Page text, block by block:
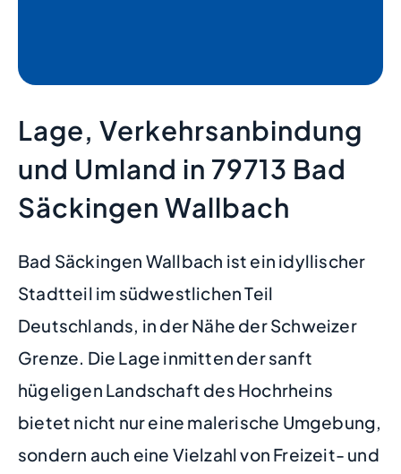
Lage, Verkehrsanbindung
und Umland in 79713 Bad
Säckingen Wallbach
Bad Säckingen Wallbach ist ein idyllischer
Stadtteil im südwestlichen Teil
Deutschlands, in der Nähe der Schweizer
Grenze. Die Lage inmitten der sanft
hügeligen Landschaft des Hochrheins
bietet nicht nur eine malerische Umgebung,
sondern auch eine Vielzahl von Freizeit- und